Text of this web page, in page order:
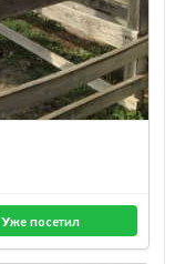
Уже посетил